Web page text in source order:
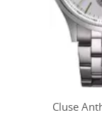
Cluse